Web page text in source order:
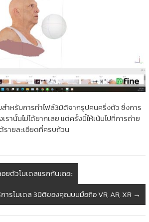
ำหรับการทำไฟล์3มิติจากรูปคนครึ่งตัว ซึ่งการ
รานั้นไม่ได้ยากเลย แต่ครั้งนี้ให้เน้นไปที่การถ่าย
รายละเอียดที่ครบถ้วน
ยตัวโมเดลแรกกันเถอะ
ารโมเดล 3มิติของคุณบนมือถือ VR, AR, XR →